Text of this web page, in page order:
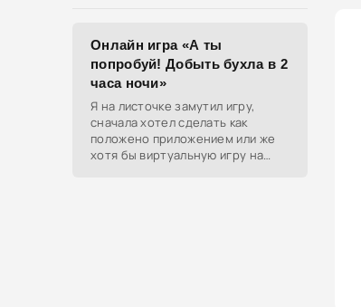
Онлайн игра «А ты
попробуй! Добыть бухла в 2
часа ночи»
Я на листочке замутил игру,
сначала хотел сделать как
положено приложением или же
хотя бы виртуальную игру на